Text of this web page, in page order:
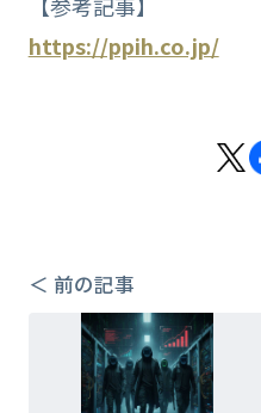
https://ppih.co.jp/
＜ 前の記事